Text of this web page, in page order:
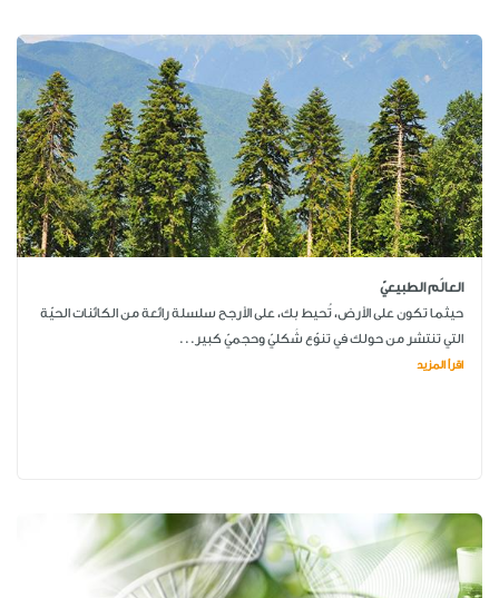
العالَم الطبيعيّ
حيثما تكون على الأرض، تُحيط بك، على الأرجح سلسلة رائعة من الكائنات الحيّة
التي تنتشر من حولك في تنوّع شَكليّ وحجميّ كبير...
اقرأ المزيد